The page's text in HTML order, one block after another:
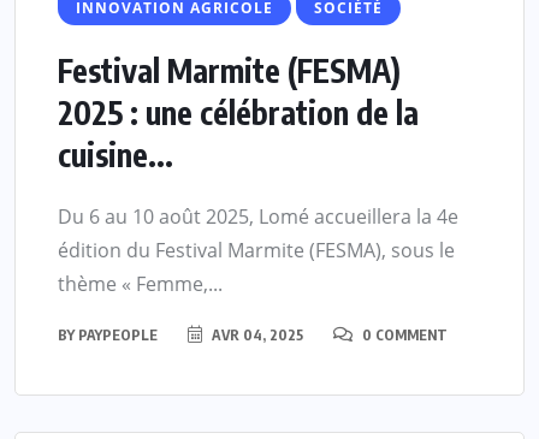
INNOVATION AGRICOLE SOCIÉTÉ
Festival Marmite (FESMA)
2025 : une célébration de la
cuisine...
Du 6 au 10 août 2025, Lomé accueillera la 4e
édition du Festival Marmite (FESMA), sous le
thème « Femme,...
BY PAYPEOPLE AVR 04, 2025 0 COMMENT